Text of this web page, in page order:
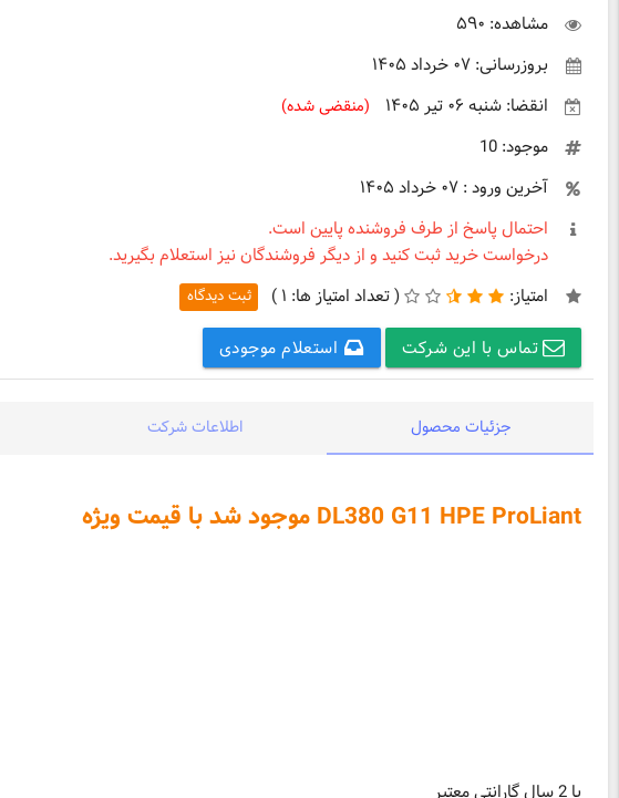
مشاهده: ۵۹۰
بروزرسانی: ۰۷ خرداد ۱۴۰۵
انقضا: شنبه ۰۶ تیر ۱۴۰۵
(منقضی شده)
موجود: 10
آخرین ورود : ۰۷ خرداد ۱۴۰۵
احتمال پاسخ از طرف فروشنده پایین است.
درخواست خرید ثبت کنید و از دیگر فروشندگان نیز استعلام بگیرید.
امتیاز:
(تعداد امتیاز ها: ۱ ) ثبت دیدگاه
تماس با این شرکت استعلام موجودی
جزئیات محصول اطلاعات شرکت
DL380 G11 HPE ProLiant موجود شد با قیمت ویژه